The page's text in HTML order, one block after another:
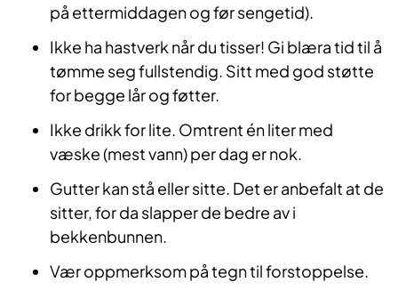
på ettermiddagen og før sengetid).
Ikke ha hastverk når du tisser! Gi blæra tid til å
tømme seg fullstendig. Sitt med god støtte
for begge lår og føtter.
Ikke drikk for lite. Omtrent én liter med
væske (mest vann) per dag er nok.
Gutter kan stå eller sitte. Det er anbefalt at de
sitter, for da slapper de bedre av i
bekkenbunnen.
Vær oppmerksom på tegn til forstoppelse.